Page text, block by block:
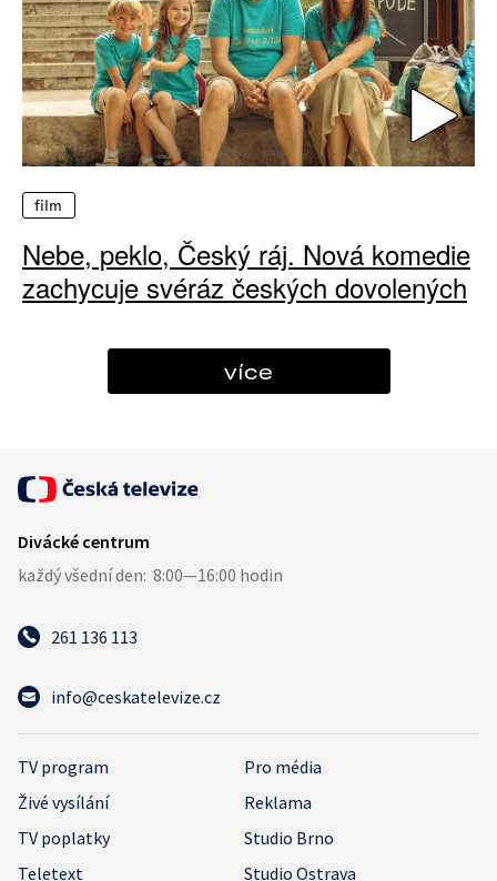
film
Nebe, peklo, Český ráj. Nová komedie
zachycuje svéráz českých dovolených
více
261 136 113
info@ceskatelevize.cz
TV program
Pro média
Živé vysílání
Reklama
TV poplatky
Studio Brno
Teletext
Studio Ostrava